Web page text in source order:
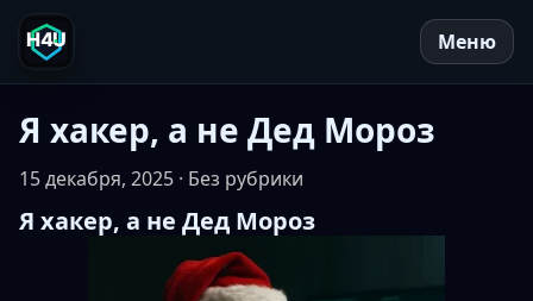
Перейти к содержимому
Меню
Контакты
Я хакер, а не Дед Мороз
15 декабря, 2025 · Без рубрики
Я хакер, а не Дед Мороз